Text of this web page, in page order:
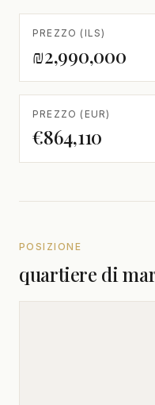
PREZZO (ILS)
₪2,990,000
PREZZO (EUR)
€864,110
POSIZIONE
quartiere di